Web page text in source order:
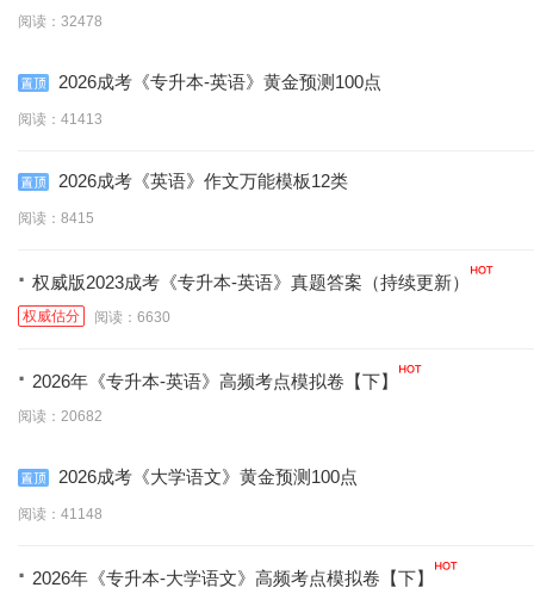
阅读：32478
2026成考《专升本-英语》黄金预测100点
阅读：41413
2026成考《英语》作文万能模板12类
阅读：8415
· 权威版2023成考《专升本-英语》真题答案（持续更新）
权威估分 阅读：6630
· 2026年《专升本-英语》高频考点模拟卷【下】
阅读：20682
2026成考《大学语文》黄金预测100点
阅读：41148
· 2026年《专升本-大学语文》高频考点模拟卷【下】